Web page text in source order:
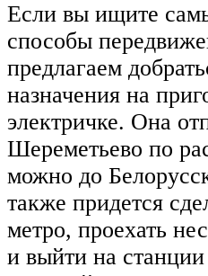
Если вы ищите
способы
предлагаем
назначения на
электричке. Она
Шереметьево по
можно до
также придется
метро, проехать
и выйти на